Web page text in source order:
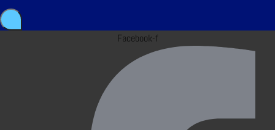
Facebook-f